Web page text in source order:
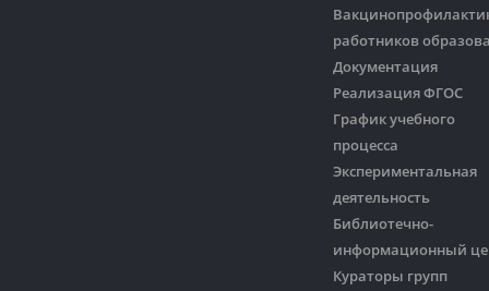
работников
Документация
Реализация ФГОС
График учебного
процесса
Экспериментальная
деятельность
Библиотечно-
информационный
Кураторы групп